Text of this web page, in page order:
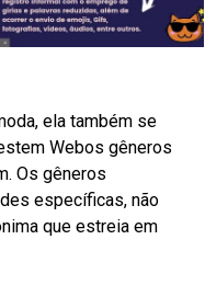
ela também se
Webos gêneros
Os gêneros
específicas, não
que estreia em